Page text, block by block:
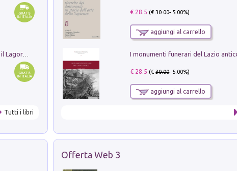
Pastori. Sguardi contemporanei tra il Lagorai e la pianura. Ediz. illustrata
Tutti i libri
€ 28.5 (€30.00- 5.00%)
aggiungi al carrello
€ 28.5 (€30.00- 5.00%)
aggiungi al carrello
Offerta Web 3